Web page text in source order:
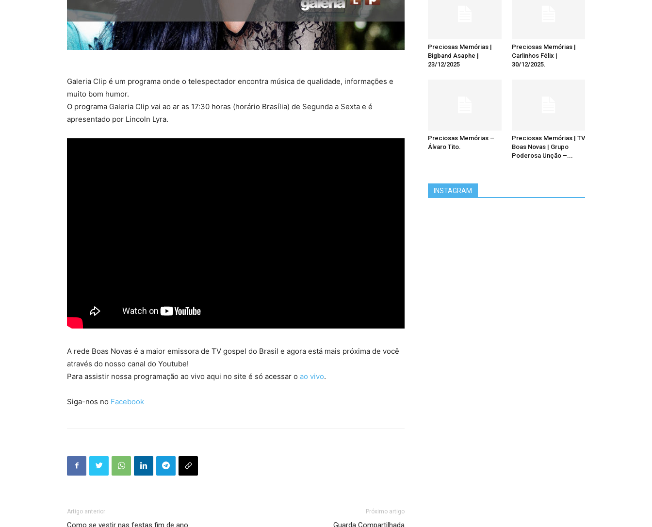
Galeria Clip é um programa onde o telespectador encontra música de qualidade, informações e
muito bom humor.
O programa Galeria Clip vai ao ar as 17:30 horas (horário Brasília) de Segunda a Sexta e é
apresentado por Lincoln Lyra.
A rede Boas Novas é a maior emissora de TV gospel do Brasil e agora está mais próxima de você
através do nosso canal do Youtube!
Para assistir nossa programação ao vivo aqui no site é só acessar o ao vivo.
Siga-nos no Facebook
Artigo anterior
Como se vestir nas festas fim de ano
Próximo artigo
Guarda Compartilhada
Preciosas Memórias |
Bigband Asaphe |
23/12/2025
Preciosas Memórias |
Carlinhos Félix |
30/12/2025.
Preciosas Memórias –
Álvaro Tito.
Preciosas Memórias | TV
Boas Novas | Grupo
Poderosa Unção –...
INSTAGRAM